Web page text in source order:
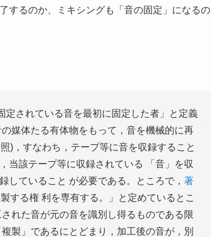
するのか、ミキシングも「音の固定」になるの
されている音を最初に固定した者」と定義
媒体たる有体物をもって，音を機械的に再
)，すなわち，テープ等に音を収録すること
当該テープ等に収録されている 「音」を収
していること が必要である。ところで， 著
する権 利を専有する。」と定めているとこ
れた音が元の音を識別し得るものである限
製」であるにとどまり，加工後の音が，別